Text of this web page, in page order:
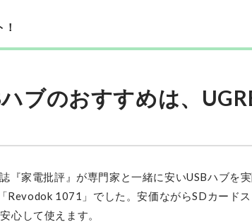
ハブのおすすめは、
『家電批評』が専門家と一緒に安いUSBハブを
Revodok 1071」でした。安価ながらSDカード
心して使えます。